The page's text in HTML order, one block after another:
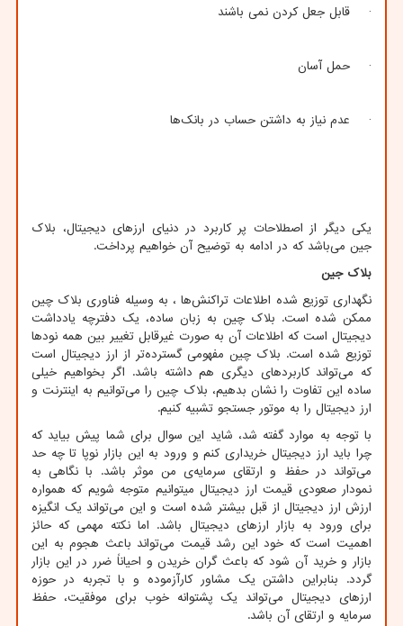
· قابل جعل کردن نمی باشند
· حمل آسان
· عدم نیاز به داشتن حساب در بانک‌ها
یکی دیگر از اصطلاحات پر کاربرد در دنیای ارزهای دیجیتال، بلاک
جین می‌باشد که در ادامه به توضیح آن خواهیم پرداخت.
بلاک جین
نگهداری توزیع شده اطلاعات تراکنش‌ها ، به وسیله فناوری بلاک چین
ممکن شده است. بلاک چین به زبان ساده، یک دفترچه یادداشت
دیجیتال است که اطلاعات آن به صورت غیرقابل تغییر بین همه نودها
توزیع شده است. بلاک چین مفهومی گسترده‌تر از ارز دیجیتال است
که می‌تواند کاربردهای دیگری هم داشته باشد. اگر بخواهیم خیلی
ساده این تفاوت را نشان بدهیم، بلاک چین را می‌توانیم به اینترنت و
ارز دیجیتال را به موتور جستجو تشبیه کنیم.
با توجه به موارد گفته شد، شاید این سوال برای شما پیش بیاید که
چرا باید ارز دیجیتال خریداری کنم و ورود به این بازار نوپا تا چه حد
می‌تواند در حفظ و ارتقای سرمایه‌ی من موثر باشد. با نگاهی به
نمودار صعودی قیمت ارز دیجیتال میتوانیم متوجه شویم که همواره
ارزش ارز دیجیتال از قبل بیشتر شده است و این می‌تواند یک انگیزه
برای ورود به بازار ارزهای دیجیتال باشد. اما نکته مهمی ‌که حائز
اهمیت است که خود این رشد قیمت می‌تواند باعث هجوم به این
بازار و خرید آن شود که باعث گران خریدن و احیاناً ضرر در این بازار
گردد. بنابراین داشتن یک مشاور کارآزموده و با تجربه در حوزه
ارزهای دیجیتال می‌تواند یک پشتوانه خوب برای موفقیت، حفظ
سرمایه و ارتقای آن باشد.